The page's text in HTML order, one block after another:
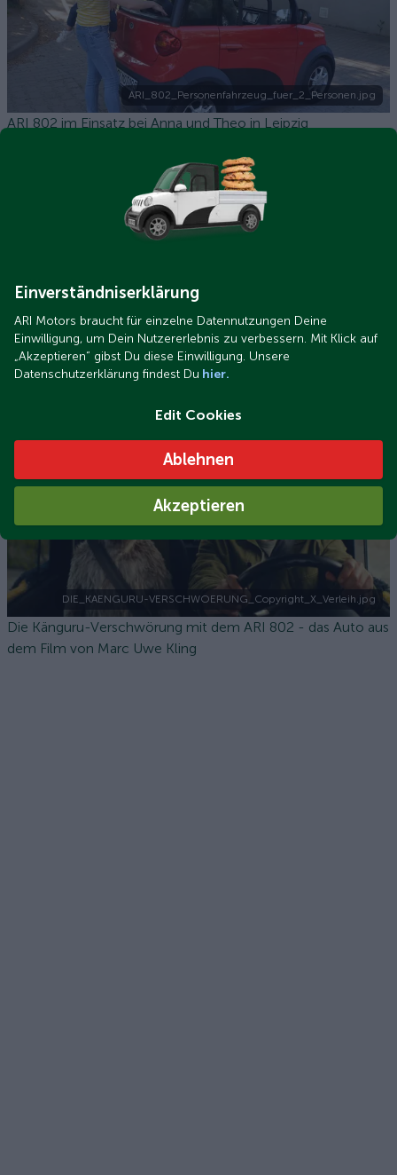
ARI_802_Personenfahrzeug_fuer_2_Personen.jpg
ARI 802 im Einsatz bei Anna und Theo in Leipzig
ari_458_kofferaufbau_gruppenbild_frontansicht.jpg
Leichtfahrzeuge der Fahrzeugklasse L7e: Alle Informationen
DIE_KAENGURU-VERSCHWOERUNG_Copyright_X_Verleih.jpg
Die Känguru-Verschwörung mit dem ARI 802 - das Auto aus
dem Film von Marc Uwe Kling
Einverständniserklärung
ARI Motors braucht für einzelne Datennutzungen Deine
Einwilligung, um Dein Nutzererlebnis zu verbessern. Mit Klick auf
„Akzeptieren“ gibst Du diese Einwilligung. Unsere
Datenschutzerklärung findest Du hier.
Edit Cookies
Ablehnen
Akzeptieren